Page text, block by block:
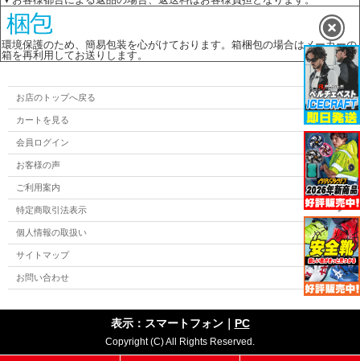
環境保護のため、簡易包装を心がけております。箱梱包の場合はメーカーの
箱を再利用してお送りします。
お店のトップへ戻る
カートを見る
会員ログイン
お客様の声
ご利用案内
特定商取引法表示
個人情報の取扱い
サイトマップ
お問い合わせ
表示：スマートフォン｜ PC
Copyright (C) All Rights Reserved.